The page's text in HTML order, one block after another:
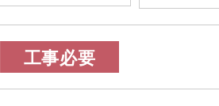
工事必要